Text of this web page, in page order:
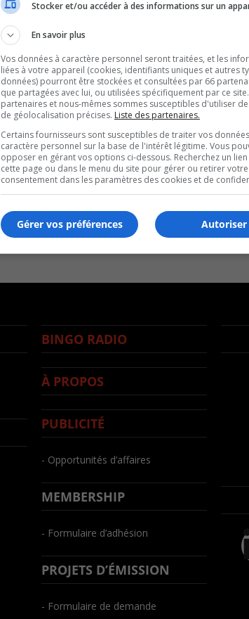
BINGO RADIO
À PROPOS
PUBLICITÉ
- Opportunités d’affaires
MEMBERSHIP
- Formulaire d’adhésion
PROJETS D’ÉMISSION
- Formulaire de demande
Stocker et/ou accéder à des informations sur un
En savoir plus
Vos données à caractère personnel seront traitées, et les
liées à votre appareil (cookies, identifiants uniques et autres
données) pourront être stockées et consultées par 66
que partagées avec lui, ou utilisées spécifiquement par ce
partenaires et nous-mêmes sommes susceptibles d'utiliser
de géolocalisation précises. Liste des partenaires.
Certains fournisseurs sont susceptibles de traiter vos
caractère personnel sur la base de l'intérêt légitime. Vous
opposer en gérant vos options ci-dessous. Recherchez un
cette page ou dans le menu du site pour gérer ou retirer votre
consentement dans les paramètres des cookies et de
Autoriser
Gérer vos préférences